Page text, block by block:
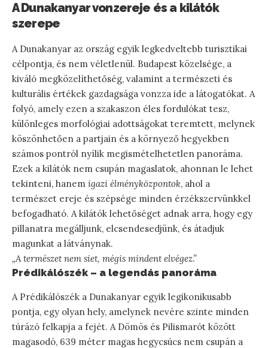
A Dunakanyar vonzereje és a kilátók
szerepe
A Dunakanyar az ország egyik legkedveltebb turisztikai
célpontja, és nem véletlenül. Budapest közelsége, a
kiváló megközelíthetőség, valamint a természeti és
kulturális értékek gazdagsága vonzza ide a látogatókat. A
folyó, amely ezen a szakaszon éles fordulókat tesz,
különleges morfológiai adottságokat teremtett, melynek
köszönhetően a partjain és a környező hegyekben
számos pontról nyílik megismételhetetlen panoráma.
Ezek a kilátók nem csupán magaslatok, ahonnan le lehet
tekinteni, hanem igazi élményközpontok, ahol a
természet ereje és szépsége minden érzékszervünkkel
befogadható. A kilátók lehetőséget adnak arra, hogy egy
pillanatra megálljunk, elcsendesedjünk, és átadjuk
magunkat a látványnak.
„A természet nem siet, mégis mindent elvégez.”
Prédikálószék – a legendás panoráma
A Prédikálószék a Dunakanyar egyik legikonikusabb
pontja, egy olyan hely, amelynek nevére szinte minden
túrázó felkapja a fejét. A Dömös és Pilismarót között
magasodó, 639 méter magas hegycsúcs nem csupán a